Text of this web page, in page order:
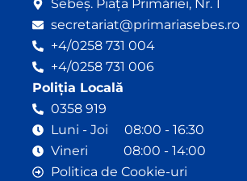
Sebeș. Piața Primăriei, Nr. 1
secretariat@primariasebes.ro
+4/0258 731 004
+4/0258 731 006
Poliția Locală
0358 919
Luni - Joi 08:00 - 16:30
Vineri 08:00 - 14:00
Politica de Cookie-uri